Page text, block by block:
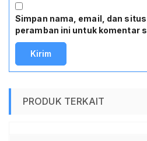
Simpan nama, email, dan
peramban ini untuk komentar
PRODUK TERKAIT